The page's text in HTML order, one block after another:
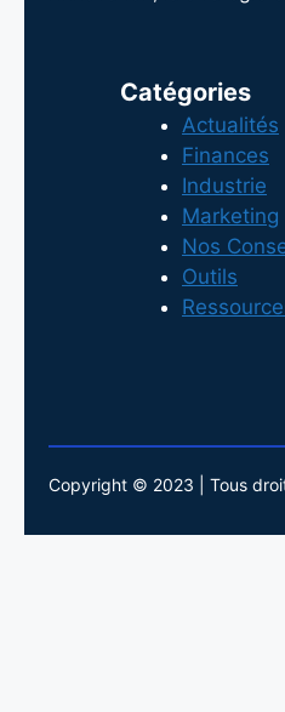
Catégories
Actualités
Finances
Industrie
Marketing
Nos
Outils
Copyright © 2023 | Tous